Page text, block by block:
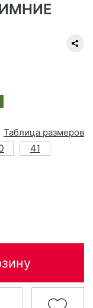
Таблица размеров
41